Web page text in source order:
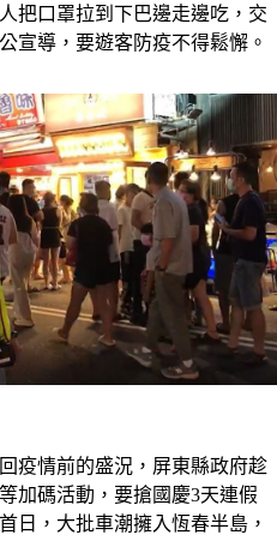
把口罩拉到下巴邊走邊吃，交
宣導，要遊客防疫不得鬆懈。
疫情前的盛況，屏東縣政府趁
加碼活動，要搶國慶3天連假
日，大批車潮擁入恆春半島，